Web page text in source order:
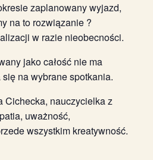
zaplanowany wyjazd,
na to rozwiązanie ?
w razie nieobecności.
jako całość nie ma
na wybrane spotkania.
Cichecka, nauczycielka z
uważność,
wszystkim kreatywność.